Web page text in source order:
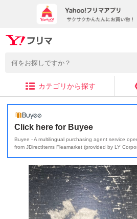
カテゴリから探す
Click here for Buyee
Buyee - A multilingual purchasing agent service
from JDirectItems Fleamarket (provided by LY